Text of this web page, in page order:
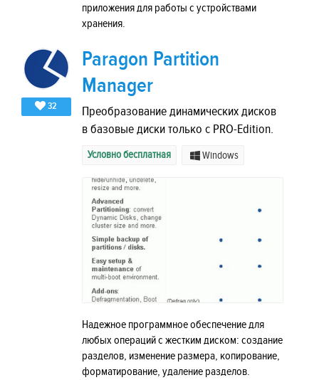
приложения для работы с устройствами
хранения.
32
Paragon Partition
Manager
Преобразование динамических дисков
в базовые диски только с PRO-Edition.
Условно бесплатная Windows
Надежное программное обеспечение для
любых операций с жестким диском: создание
разделов, изменение размера, копирование,
форматирование, удаление разделов.